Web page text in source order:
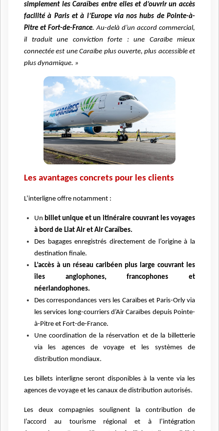
simplement les Caraïbes entre elles et d’ouvrir un accès
facilité à Paris et à l’Europe via nos hubs de Pointe-à-
Pitre et Fort-de-France. Au-delà d’un accord commercial,
il traduit une conviction forte : une Caraïbe mieux
connectée est une Caraïbe plus ouverte, plus accessible et
plus dynamique. »
Les avantages concrets pour les clients
L’interligne offre notamment :
Un billet unique et un itinéraire couvrant les voyages
à bord de Liat Air et Air Caraïbes.
Des bagages enregistrés directement de l’origine à la
destination finale.
L’accès à un réseau caribéen plus large couvrant les
îles anglophones, francophones et
néerlandophones.
Des correspondances vers les Caraïbes et Paris-Orly via
les services long-courriers d’Air Caraïbes depuis Pointe-
à-Pitre et Fort-de-France.
Une coordination de la réservation et de la billetterie
via les agences de voyage et les systèmes de
distribution mondiaux.
Les billets interligne seront disponibles à la vente via les
agences de voyage et les canaux de distribution autorisés.
Les deux compagnies soulignent la contribution de
l’accord au tourisme régional et à l’intégration